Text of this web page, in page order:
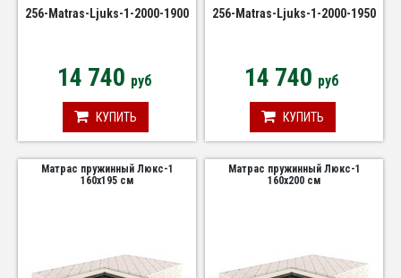
256-Matras-Ljuks-1-2000-1900
14 740 руб
КУПИТЬ
256-Matras-Ljuks-1-2000-1950
14 740 руб
КУПИТЬ
Матрас пружинный Люкс-1
160х195 см
Матрас пружинный Люкс-1
160х200 см